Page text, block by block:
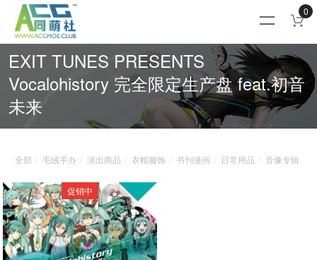
EXIT TUNES PRESENTS
Vocalohistory 完全限定生产盘 feat.初音
未来
全部 毛绒手办 演出商品 衣帽服饰 书刊漫画 日常用品 音像专辑
促销中
0